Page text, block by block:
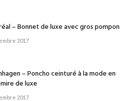
– Bonnet de luxe avec gros pompon
2017
– Poncho ceinturé à la mode en
de luxe
2017